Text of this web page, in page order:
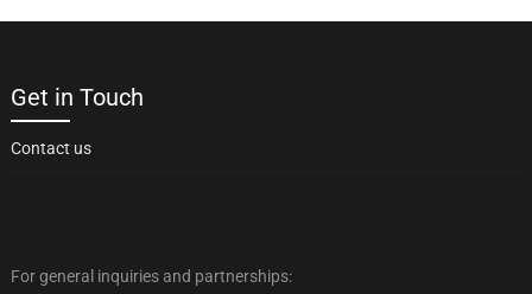
Get in Touch
Contact us
For general inquiries and partnerships: